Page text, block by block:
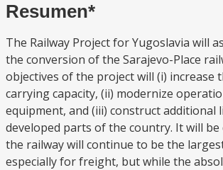
Resumen*
The Railway Project for Yugoslavia will
the conversion of the Sarajevo-Place
objectives of the project will (i) increase
carrying capacity, (ii) modernize
equipment, and (iii) construct additional
developed parts of the country. It will
the railway will continue to be the
especially for freight, but while the